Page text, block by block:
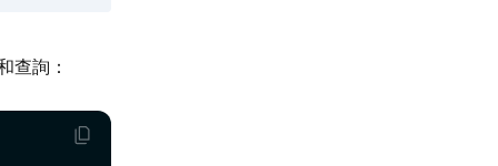
查詢：